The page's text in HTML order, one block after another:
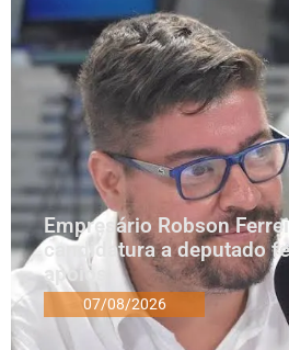
Empresário Robson
candidatura a deputado
apoios
07/08/2026